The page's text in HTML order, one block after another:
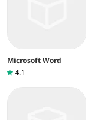
Microsoft Word
4.1